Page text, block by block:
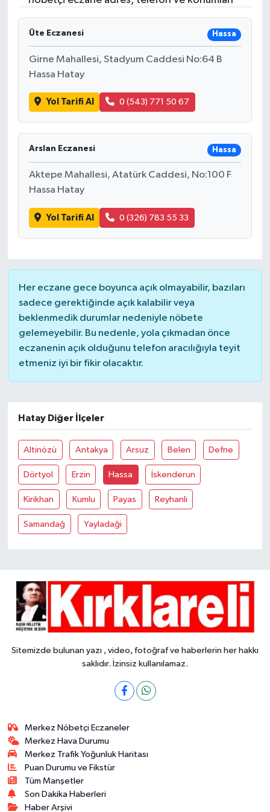
Üte Eczanesi Hassa
Girne Mahallesi, Stadyum Caddesi No:64 B
Hassa Hatay
Yol Tarifi Al 0 (543) 771 50 67
Arslan Eczanesi Hassa
Aktepe Mahallesi, Atatürk Caddesi, No:100 F
Hassa Hatay
Yol Tarifi Al 0 (326) 783 55 33
Her eczane gece boyunca açık olmayabilir, bazıları
sadece gerektiğinde açık kalabilir veya
beklenmedik durumlar nedeniyle nöbete
gelemeyebilir. Bu nedenle, yola çıkmadan önce
eczanenin açık olduğunu telefon aracılığıyla teyit
etmeniz iyi bir fikir olacaktır.
Hatay Diğer İlçeler
Altinözü Antakya Arsuz Belen Defne
Dörtyol Erzin Hassa İskenderun
Kirikhan Kumlu Payas Reyhanli
Samandağ Yayladaği
Sitemizde bulunan yazı , video, fotoğraf ve haberlerin her hakkı
saklıdır. İzinsiz kullanılamaz.
Merkez Nöbetçi Eczaneler
Merkez Hava Durumu
Merkez Trafik Yoğunluk Haritası
Puan Durumu ve Fikstür
Tüm Manşetler
Son Dakika Haberleri
Haber Arşivi